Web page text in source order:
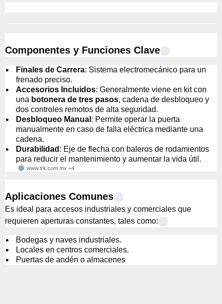
Componentes y Funciones Clave
Finales de Carrera: Sistema electromecánico para un
frenado preciso.
Accesorios Incluidos: Generalmente viene en kit con
una botonera de tres pasos, cadena de desbloqueo y
dos controles remotos de alta seguridad.
Desbloqueo Manual : Permite operar la puerta
manualmente en caso de falla eléctrica mediante una
cadena.
Durabilidad : Eje de flecha con baleros de rodamientos
para reducir el mantenimiento y aumentar la vida útil.
www.trk.com.mx +4
Aplicaciones Comunes
Es ideal para accesos industriales y comerciales que
requieren aperturas constantes, tales como:
Bodegas y naves industriales.
Locales en centros comerciales.
Puertas de andén o almacenes